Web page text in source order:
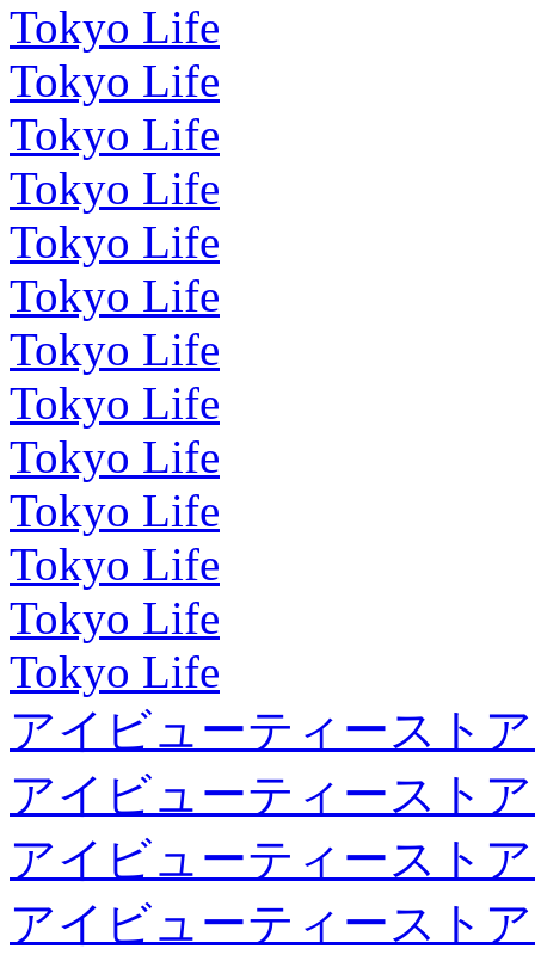
Tokyo Life
Tokyo Life
Tokyo Life
Tokyo Life
Tokyo Life
Tokyo Life
Tokyo Life
Tokyo Life
Tokyo Life
Tokyo Life
Tokyo Life
Tokyo Life
Tokyo Life
アイビューティースト
アイビューティースト
アイビューティースト
アイビューティースト